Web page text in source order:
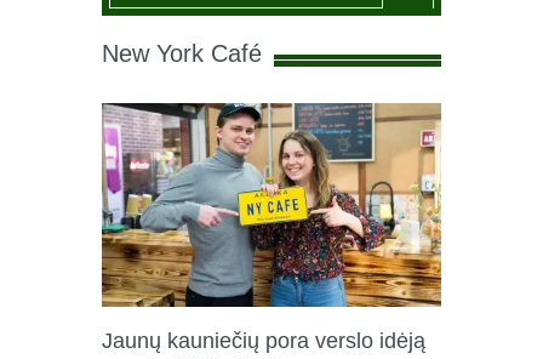
New York Café
Jaunų kauniečių pora verslo idėją